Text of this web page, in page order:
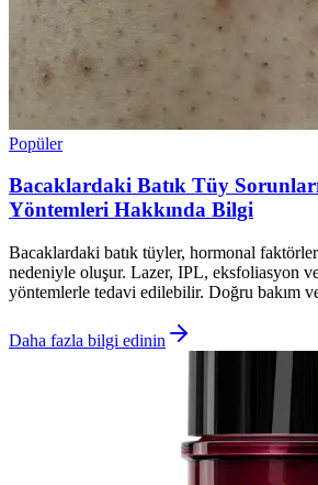
Popüler
Bacaklardaki Batık Tüy
Yöntemleri Hakkında Bilgi
Bacaklardaki batık tüyler, hormonal
nedeniyle oluşur. Lazer, IPL, eksfoliasyon
yöntemlerle tedavi edilebilir. Doğru bakım
Daha fazla bilgi edinin